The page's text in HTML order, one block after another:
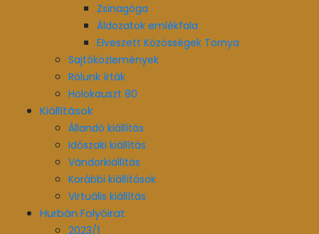
Zsinagóga
Áldozatok emlékfala
Elveszett Közösségek Tornya
Sajtóközlemények
Rólunk írták
Holokauszt 80
Kiállítások
Állandó kiállítás
Időszaki kiállítás
Vándorkiállítás
Korábbi kiállítások
Virtuális kiállítás
Hurbán Folyóirat
2023/1